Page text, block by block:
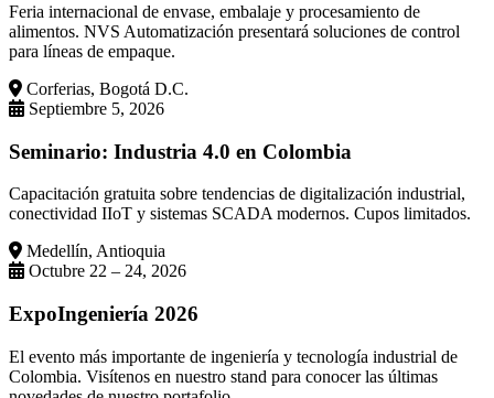
Feria internacional de envase, embalaje y procesamiento de
alimentos. NVS Automatización presentará soluciones de control
para líneas de empaque.
Corferias, Bogotá D.C.
Septiembre 5, 2026
Seminario: Industria 4.0 en Colombia
Capacitación gratuita sobre tendencias de digitalización industrial,
conectividad IIoT y sistemas SCADA modernos. Cupos limitados.
Medellín, Antioquia
Octubre 22 – 24, 2026
ExpoIngeniería 2026
El evento más importante de ingeniería y tecnología industrial de
Colombia. Visítenos en nuestro stand para conocer las últimas